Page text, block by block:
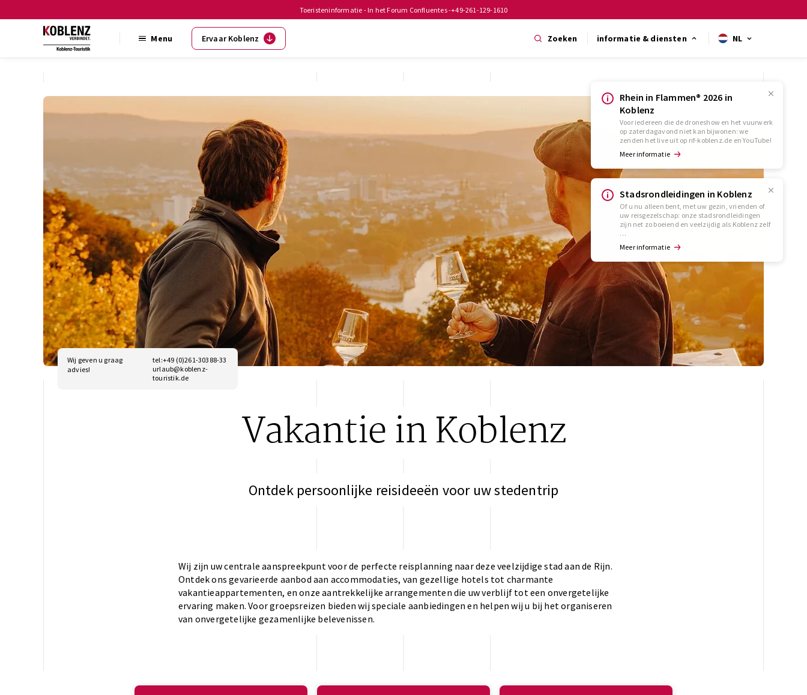
Toeristeninformatie - In het Forum Confluentes -+49-261-129-1610
Menu Ervaar Koblenz Zoeken informatie & diensten NL
Rhein in Flammen® 2026 in
Koblenz
Voor iedereen die de droneshow en het vuurwerk
op zaterdagavond niet kan bijwonen: we
zenden het live uit op rif-koblenz.de en YouTube!
Meer informatie
Stadsrondleidingen in Koblenz
Of u nu alleen bent, met uw gezin, vrienden of
uw reisgezelschap: onze stadsrondleidingen
zijn net zo boeiend en veelzijdig als Koblenz zelf
…
Meer informatie
Wij geven u graag
advies!
tel:+49 (0)261-30388-33
urlaub@koblenz-
touristik.de
Vakantie in Koblenz
Ontdek persoonlijke reisideeën voor uw stedentrip
Wij zijn uw centrale aanspreekpunt voor de perfecte reisplanning naar deze veelzijdige stad aan de Rijn.
Ontdek ons gevarieerde aanbod aan accommodaties, van gezellige hotels tot charmante
vakantieappartementen, en onze aantrekkelijke arrangementen die uw verblijf tot een onvergetelijke
ervaring maken. Voor groepsreizen bieden wij speciale aanbiedingen en helpen wij u bij het organiseren
van onvergetelijke gezamenlijke belevenissen.